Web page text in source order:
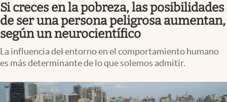
Si creces en la pobreza, las posibilidades
de ser una persona peligrosa aumentan,
según un neurocientífico
La influencia del entorno en el comportamiento humano
es más determinante de lo que solemos admitir.